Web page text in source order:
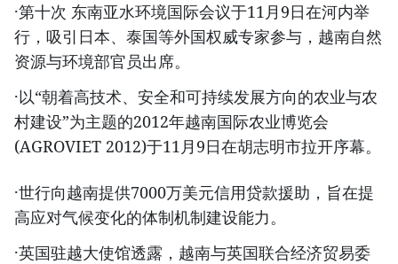
·第十次 东南亚水环境国际会议于11月9日在河内举
行，吸引日本、泰国等外国权威专家参与，越南自然
资源与环境部官员出席。
·以“朝着高技术、安全和可持续发展方向的农业与农
村建设”为主题的2012年越南国际农业博览会
(AGROVIET 2012)于11月9日在胡志明市拉开序幕。
·世行向越南提供7000万美元信用贷款援助，旨在提
高应对气候变化的体制机制建设能力。
·英国驻越大使馆透露，越南与英国联合经济贸易委